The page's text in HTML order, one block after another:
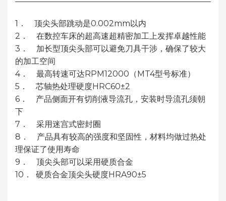
1． 顶尖头部跳动是0.002mm以内
2． 在数控车床的超高速超精密加工上发挥卓越性能
3． 加长型顶尖头部可以避免刀具干涉，确保了较大
的加工空间
4． 最高转速可达RPM12000（MT4型号标准）
5． 芯轴热处理硬度HRC60±2
6． 产品侧面开有切削液导流孔，安装时导流孔须朝
下
7． 采用迷宫式密封圈
8． 产品具有较高的强度和坚固性，材料均做过热处
理保证了使用寿命
9． 顶尖头部可以采用硬质合金
10． 硬质合金顶尖头硬度HRA90±5